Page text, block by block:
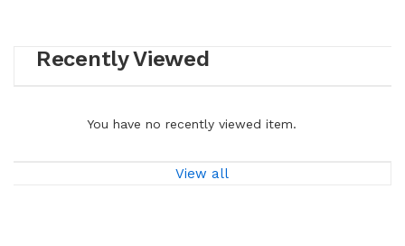
Recently Viewed
You have no recently viewed item.
View all